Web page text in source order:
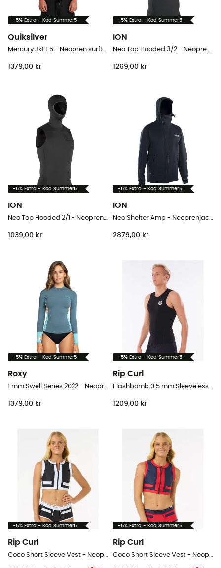
-5% Extra - Kod Summer5
Quiksilver
Mercury Jkt 1.5 - Neopren surftoppar - Herr
1379,00 kr
-5% Extra - Kod Summer5
ION
Neo Top Hooded 3/2 - Neopren surftoppar
1269,00 kr
-5% Extra - Kod Summer5
ION
Neo Top Hooded 2/1 - Neopren surftoppar
1039,00 kr
-5% Extra - Kod Summer5
ION
Neo Shelter Amp - Neoprenjacka - Herr
2879,00 kr
-5% Extra - Kod Summer5
Roxy
1 mm Swell Series 2022 - Neopren surftoppar - Dam
1379,00 kr
-5% Extra - Kod Summer5
Rip Curl
Flashbomb 0.5 mm Sleeveless Vest - Neopren surftoppar - Herr
1209,00 kr
-5% Extra - Kod Summer5
Rip Curl
-5% Extra - Kod Summer5
Rip Curl